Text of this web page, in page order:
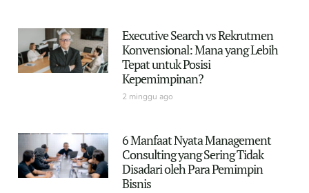
Executive Search vs Rekrutmen
Konvensional: Mana yang Lebih
Tepat untuk Posisi
Kepemimpinan?
2 minggu ago
6 Manfaat Nyata Management
Consulting yang Sering Tidak
Disadari oleh Para Pemimpin
Bisnis